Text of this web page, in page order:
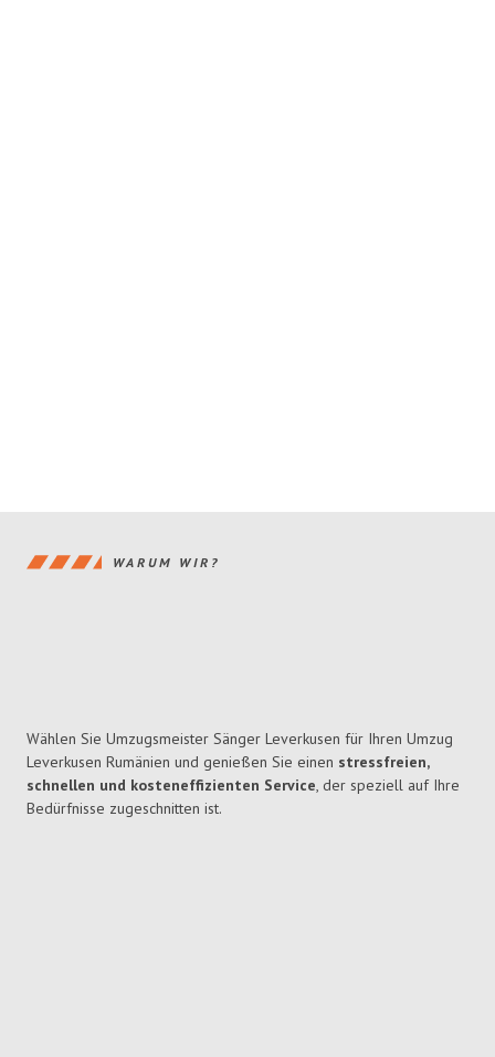
WARUM WIR?
Wählen Sie Umzugsmeister Sänger Leverkusen für Ihren Umzug
Leverkusen Rumänien und genießen Sie einen stressfreien,
schnellen und kosteneffizienten Service, der speziell auf Ihre
Bedürfnisse zugeschnitten ist.